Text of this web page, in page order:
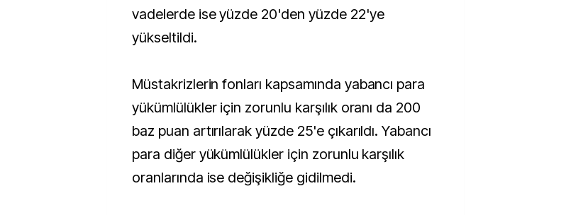
vadelerde ise yüzde 20'den yüzde 22'ye
yükseltildi.
Müstakrizlerin fonları kapsamında yabancı para
yükümlülükler için zorunlu karşılık oranı da 200
baz puan artırılarak yüzde 25'e çıkarıldı. Yabancı
para diğer yükümlülükler için zorunlu karşılık
oranlarında ise değişikliğe gidilmedi.